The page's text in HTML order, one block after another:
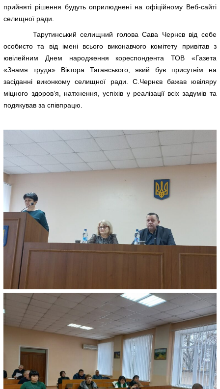
прийняті рішення будуть оприлюднені на офіційному Веб-сайті
селищної ради.
Тарутинський селищний голова Сава Чернєв від себе
особисто та від імені всього виконавчого комітету привітав з
ювілейним Днем народження кореспондента ТОВ «Газета
«Знамя труда» Віктора Таганського, який був присутнім на
засіданні виконкому селищної ради. С.Чернєв бажав ювіляру
міцного здоров’я, натхнення, успіхів у реалізації всіх задумів та
подякував за співпрацю.